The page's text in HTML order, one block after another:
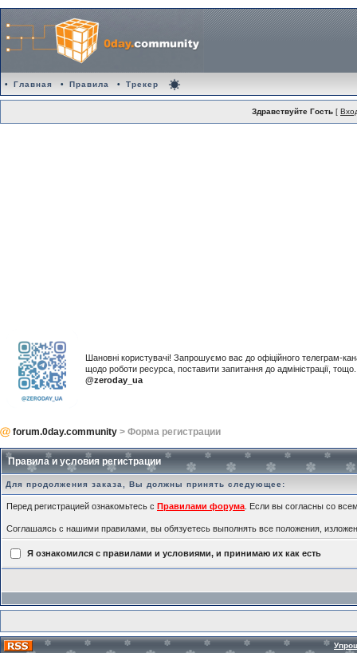
• Главная • Правила • Трекер
Здравствуйте Гость [
Шановні користувачі! Запрошуємо вас до офіційного телеграм-
щодо роботи ресурса, поставити запитання до адміністрації,
@zeroday_ua
forum.0day.community > Форма регистрации
Правила и условия регистрации
Для продолжения заказа, Вы должны принять следующее:
Перед регистрацией ознакомьтесь с Правилами форума . Если вы согласны со
Соглашаясь с нашими правилами, вы обязуетесь выполнять все положения,
Я ознакомился с правилами и условиями, и принимаю их как есть